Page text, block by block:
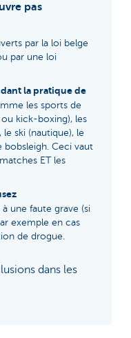
pas
par la loi belge
par une loi
la pratique de
les sports de
kick-boxing), les
ski (nautique), le
bobsleigh. Ceci vaut
ET les
une faute grave (si
exemple en cas
de drogue.
dans les